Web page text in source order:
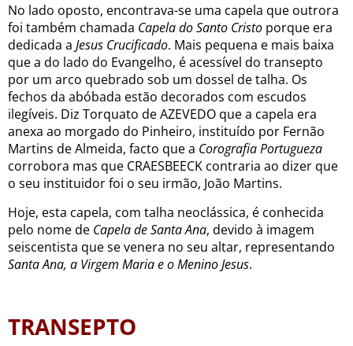
No lado oposto, encontrava-se uma capela que outrora
foi também chamada Capela doSanto Cristo porque era
dedicada a Jesus Crucificado. Mais pequena e mais baixa
que a do lado do Evangelho, é acessível do transepto
por um arco quebrado sob um dossel de talha. Os
fechos da abóbada estão decorados com escudos
ilegíveis. Diz Torquato de AZEVEDO que a capela era
anexa ao morgado do Pinheiro, instituído por Fernão
Martins de Almeida, facto que a Corografia Portugueza
corrobora mas que CRAESBEECK contraria ao dizer que
o seu instituidor foi o seu irmão, João Martins.
Hoje, esta capela, com talha neoclássica, é conhecida
pelo nome de Capela de Santa Ana, devido à imagem
seiscentista que se venera no seu altar, representando
Santa Ana, a Virgem Maria e o Menino Jesus.
TRANSEPTO